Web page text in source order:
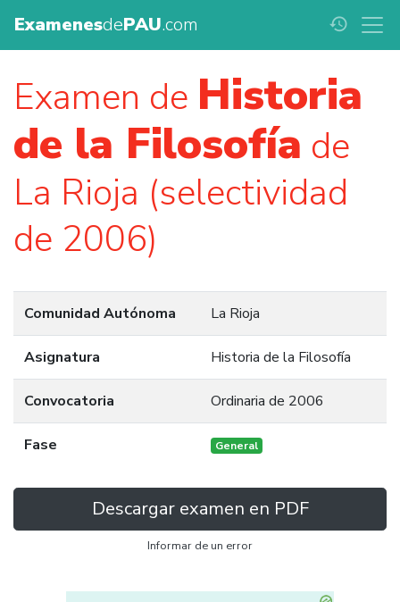
ExamenesdePAU.com history
Examen de Historia
de la Filosofía de
La Rioja (selectividad
de 2006)
Comunidad Autónoma La Rioja
Asignatura Historia de la Filosofía
Convocatoria Ordinaria de 2006
Fase General
Descargar examen en PDF
Informar de un error